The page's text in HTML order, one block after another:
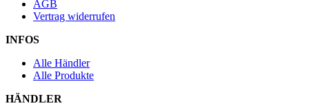
AGB
Vertrag widerrufen
INFOS
Alle Händler
Alle Produkte
HÄNDLER